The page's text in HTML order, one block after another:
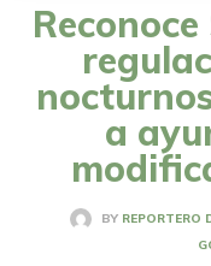
a
BY REPORTERO